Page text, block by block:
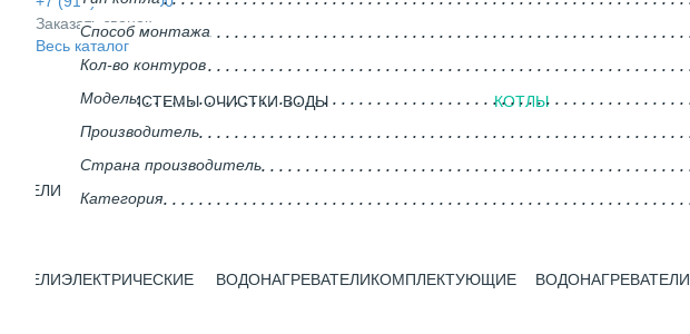
Заказать звонок
Весь каталог
СИСТЕМЫ ОЧИСТКИ ВОДЫ КОТЛЫ
ЭЛЕКТРИЧЕСКИЕ ВОДОНАГРЕВАТЕЛИКОМПЛЕКТУЮЩИЕ ВОДОНАГРЕВАТЕЛИ
Способ монтажа
Кол-во контуров
Модель
Производитель
Страна производитель
Категория